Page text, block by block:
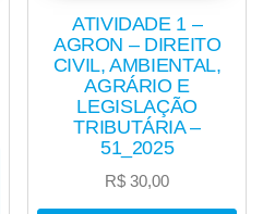
ATIVIDADE 1 –
AGRON – DIREITO
CIVIL, AMBIENTAL,
AGRÁRIO E
LEGISLAÇÃO
TRIBUTÁRIA –
51_2025
R$ 30,00